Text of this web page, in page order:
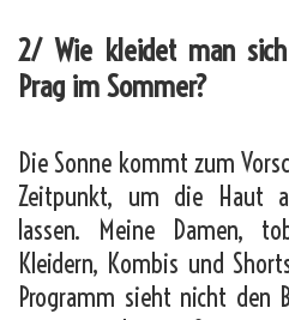
2/ Wie kleidet man
Prag im Sommer?
Die Sonne kommt zum
Zeitpunkt, um die Haut
lassen. Meine Damen,
Kleidern, Kombis und
Programm sieht nicht den